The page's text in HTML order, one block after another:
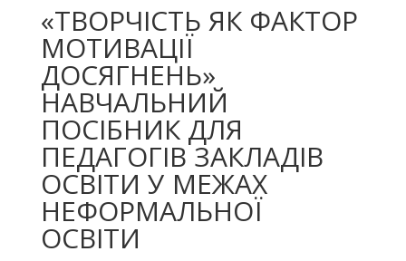
«ТВОРЧІСТЬ ЯК ФАКТОР
МОТИВАЦІЇ
ДОСЯГНЕНЬ»
НАВЧАЛЬНИЙ
ПОСІБНИК ДЛЯ
ПЕДАГОГІВ ЗАКЛАДІВ
ОСВІТИ У МЕЖАХ
НЕФОРМАЛЬНОЇ
ОСВІТИ